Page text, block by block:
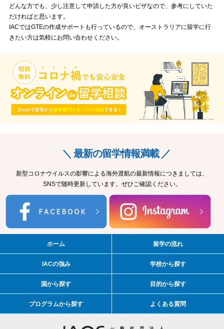
どんな方でも、少し注意して申請した方が良いビザなので、参考にしていた
だければと思います。
IACではGTEの作成サポートも行っているので、オーストラリアに留学に行
きたい方は気軽にお問い合わせください。
＼ 最新の留学情報満載 ／
新型コロナウイルスの影響による海外渡航の最新情報につきましては、
SNSで随時更新しています。ぜひご確認ください。
ホーム 留学の流れ
IACの強み 学校から探す
国から探す 目的から探す
プログラムから探す よくある質問